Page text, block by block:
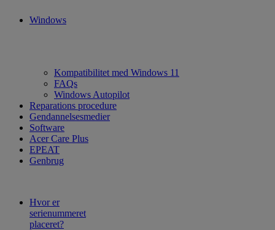
Windows
Kompatibilitet med Windows 11
FAQs
Windows Autopilot
Reparations procedure
Gendannelsesmedier
Software
Acer Care Plus
EPEAT
Genbrug
Hvor er
serienummeret
placeret?